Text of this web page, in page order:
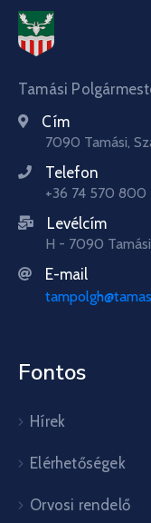
Tamási
Cím
7090 Tamási,
Telefon
+36 74 570 800
Levélcím
H - 7090
E-mail
Fontos
Hírek
Elérhetőségek
Orvosi rendelő